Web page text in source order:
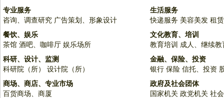
专业服务
咨询、调查研究 广告策划、形象设计
生活服务
快递服务 美容美发 租
餐饮、娱乐
茶馆 酒吧、咖啡厅 娱乐场所
文化教育、培训
教育培训 成人、继续教
科研、设计、监测
科研院（所）
设计院（所）
金融、保险、投资
银行 保险 信托、投资
商场、商店、专业市场
百货商场、商厦
政府及社会团体
国家机关 政党机关 社